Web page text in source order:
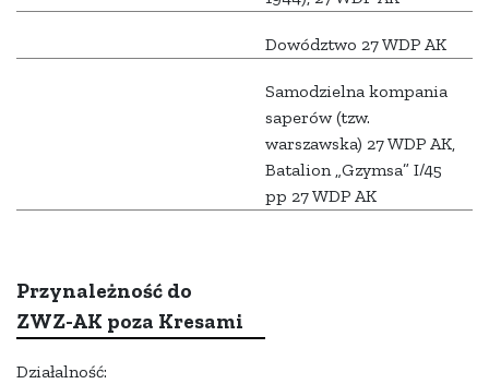
Dowództwo 27 WDP AK
Samodzielna kompania
saperów (tzw.
warszawska) 27 WDP AK,
Batalion „Gzymsa” I/45
pp 27 WDP AK
Przynależność do
ZWZ-AK poza Kresami
Działalność: